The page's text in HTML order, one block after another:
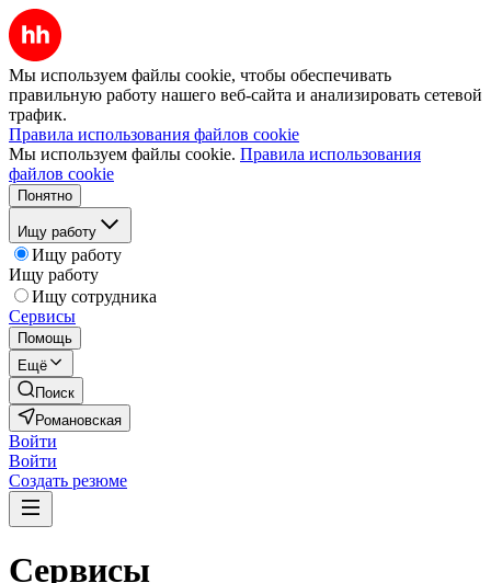
Мы используем файлы cookie, чтобы обеспечивать
правильную работу нашего веб-сайта и анализировать сетевой
трафик.
Правила использования файлов cookie
Мы используем файлы cookie. Правила использования
файлов cookie
Понятно
Ищу работу
Ищу работу
Ищу работу
Ищу сотрудника
Сервисы
Помощь
Ещё
Поиск
Романовская
Войти
Войти
Создать резюме
Сервисы